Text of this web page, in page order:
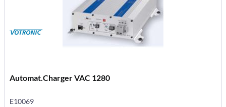
Automat.Charger VAC 1280
E10069